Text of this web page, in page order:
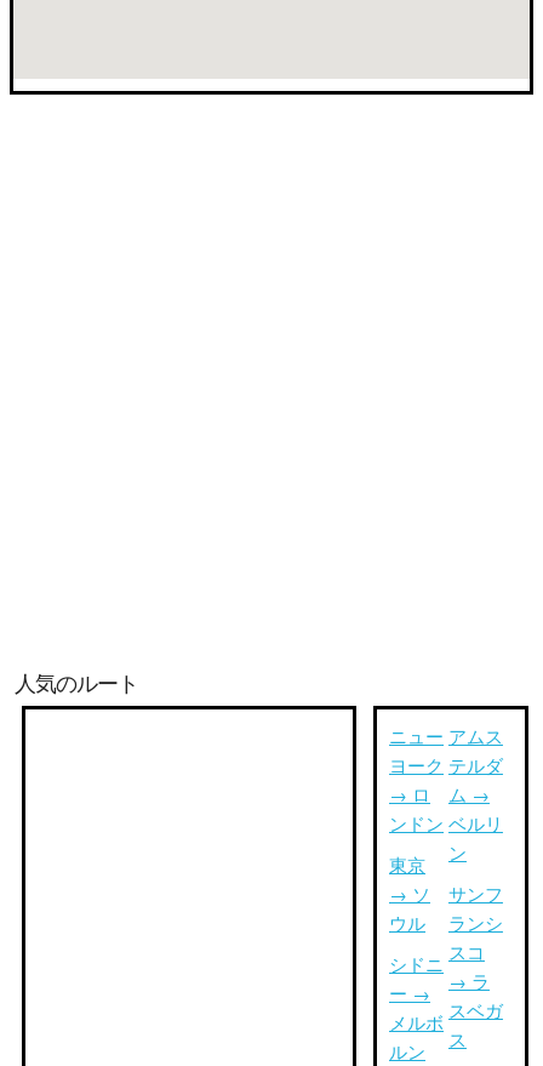
人気のルート
ニュー
ヨーク
→ ロ
ンドン
東京
→ ソ
ウル
シドニ
ー →
メルボ
ルン
アムス
テルダ
ム →
ベルリ
ン
サンフ
ランシ
スコ
→ ラ
スベガ
ス